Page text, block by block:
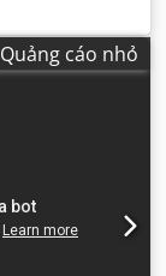
Quảng cáo nhỏ